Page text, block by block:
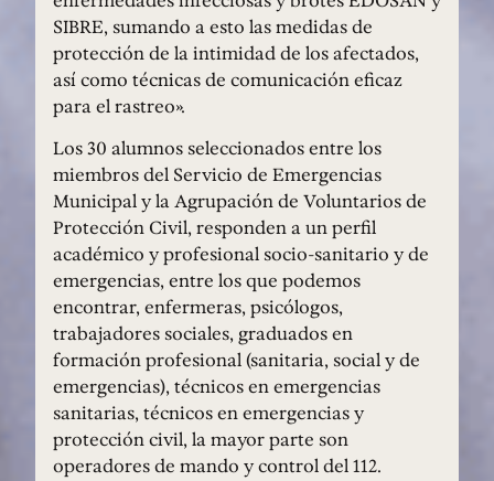
SIBRE, sumando a esto las medidas de
protección de la intimidad de los afectados,
así como técnicas de comunicación eficaz
para el rastreo».
Los 30 alumnos seleccionados entre los
miembros del Servicio de Emergencias
Municipal y la Agrupación de Voluntarios de
Protección Civil, responden a un perfil
académico y profesional socio-sanitario y de
emergencias, entre los que podemos
encontrar, enfermeras, psicólogos,
trabajadores sociales, graduados en
formación profesional (sanitaria, social y de
emergencias), técnicos en emergencias
sanitarias, técnicos en emergencias y
protección civil, la mayor parte son
operadores de mando y control del 112.